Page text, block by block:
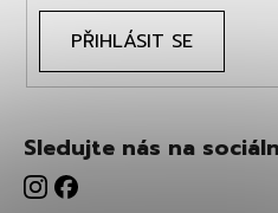
PŘIHLÁSIT SE
Sledujte nás na